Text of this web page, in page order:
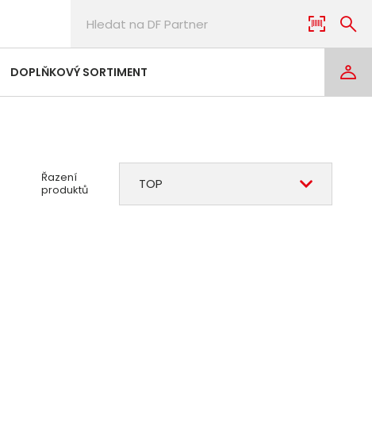
DOPLŇKOVÝ SORTIMENT
Řazení
produktů
TOP